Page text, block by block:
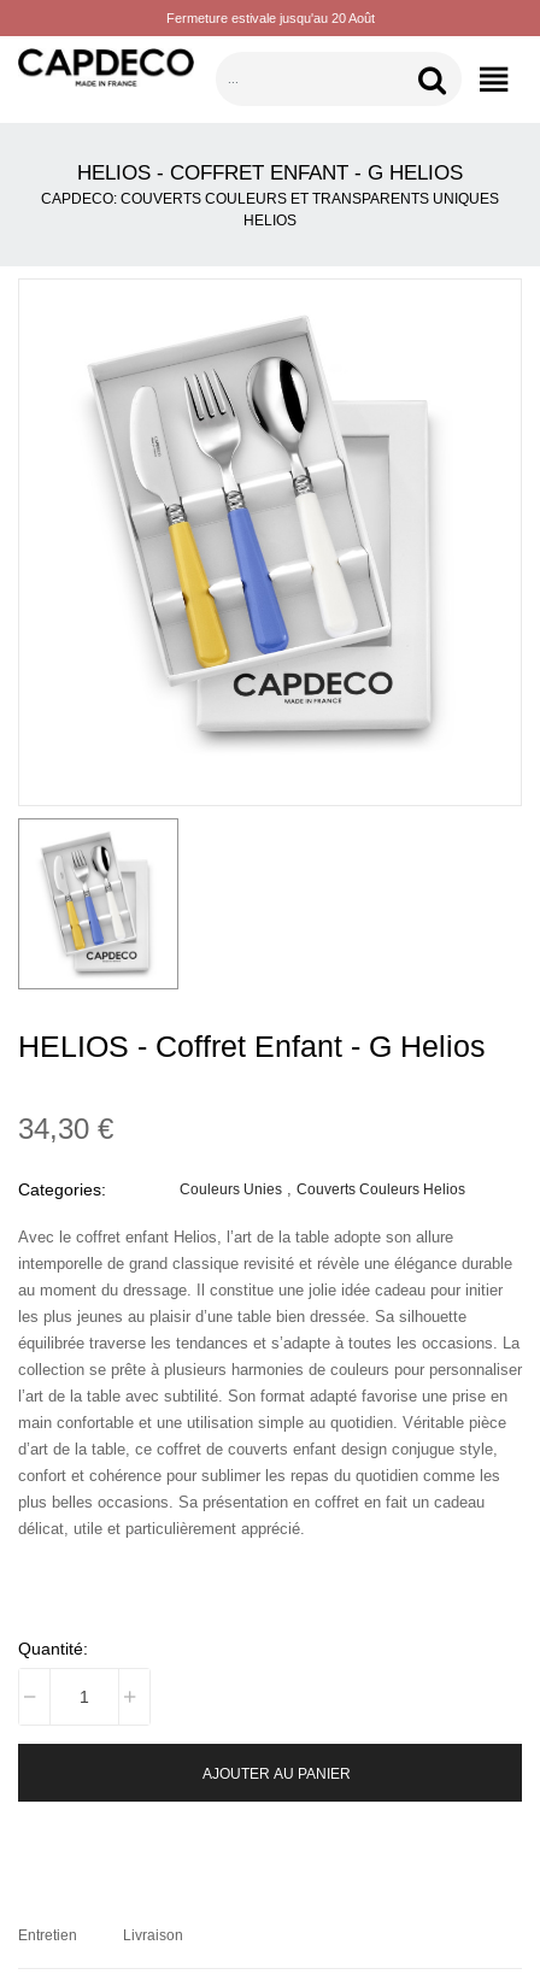
Fermeture estivale jusqu'au 20 Août
CATÉGORIES
HELIOS - COFFRET ENFANT - G HELIOS
CAPDECO: COUVERTS COULEURS ET TRANSPARENTS UNIQUES
HELIOS
HELIOS - Coffret Enfant - G Helios
34,30 €
Categories: Couleurs Unies Couverts Couleurs Helios
Avec le coffret enfant Helios, l’art de la table adopte son allure
intemporelle de grand classique revisité et révèle une élégance durable
au moment du dressage. Il constitue une jolie idée cadeau pour initier
les plus jeunes au plaisir d’une table bien dressée. Sa silhouette
équilibrée traverse les tendances et s’adapte à toutes les occasions. La
collection se prête à plusieurs harmonies de couleurs pour personnaliser
l’art de la table avec subtilité. Son format adapté favorise une prise en
main confortable et une utilisation simple au quotidien. Véritable pièce
d’art de la table, ce coffret de couverts enfant design conjugue style,
confort et cohérence pour sublimer les repas du quotidien comme les
plus belles occasions. Sa présentation en coffret en fait un cadeau
délicat, utile et particulièrement apprécié.
Quantité:
AJOUTER AU PANIER
Entretien Livraison